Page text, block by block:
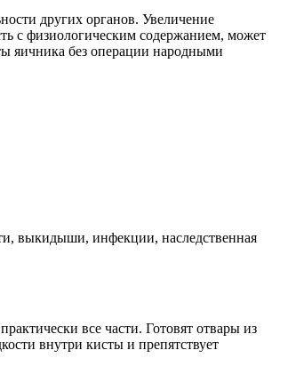
других органов. Увеличение
с физиологическим содержанием, может
яичника без операции народными
выкидыши, инфекции, наследственная
все части. Готовят отвары из
внутри кисты и препятствует